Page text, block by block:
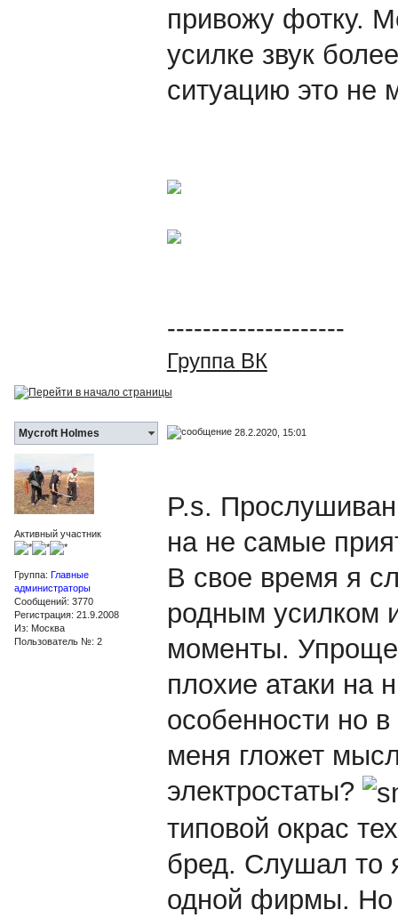
привожу фотку.
усилке звук
ситуацию это не
--------------------
Группа ВК
Mycroft Holmes 28.2.2020, 15:01
Активный участник
Группа: Главные
администраторы
Сообщений: 3770
Регистрация: 21.9.2008
Из: Москва
Пользователь №: 2
P.s.
на не самые
В свое время я
родным усилком
моменты.
плохие атаки на
особенности но
меня гложет
электростаты?
типовой окрас
бред. Слушал то
одной фирмы. Но